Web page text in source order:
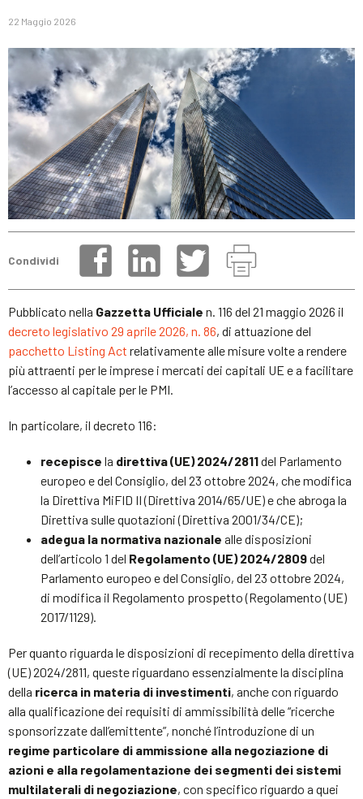
22 Maggio 2026
Condividi
Pubblicato nella Gazzetta Ufficiale n. 116 del 21 maggio 2026 il
decreto legislativo 29 aprile 2026, n. 86, di attuazione del
pacchetto Listing Act relativamente alle misure volte a rendere
più attraenti per le imprese i mercati dei capitali UE e a facilitare
l’accesso al capitale per le PMI.
In particolare, il decreto 116:
recepisce la direttiva (UE) 2024/2811del Parlamento
europeo e del Consiglio, del 23 ottobre 2024, che modifica
la Direttiva MiFID II (Direttiva 2014/65/UE) e che abroga la
Direttiva sulle quotazioni (Direttiva 2001/34/CE);
adegua la normativa nazionale alle disposizioni
dell’articolo 1 del Regolamento (UE) 2024/2809del
Parlamento europeo e del Consiglio, del 23 ottobre 2024,
di modifica il Regolamento prospetto (Regolamento (UE)
2017/1129).
Per quanto riguarda le disposizioni di recepimento della direttiva
(UE) 2024/2811, queste riguardano essenzialmente la disciplina
della ricerca in materia di investimenti, anche con riguardo
alla qualificazione dei requisiti di ammissibilità delle “ricerche
sponsorizzate dall’emittente”, nonché l’introduzione di un
regime particolare di ammissione alla negoziazione di
azioni e alla regolamentazione dei segmenti dei sistemi
multilaterali di negoziazione, con specifico riguardo a quei